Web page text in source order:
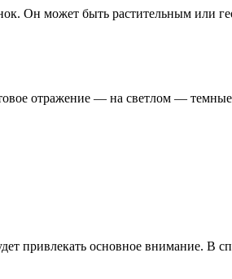
Он может быть растительным или
отражение — на светлом —
привлекать основное внимание. В